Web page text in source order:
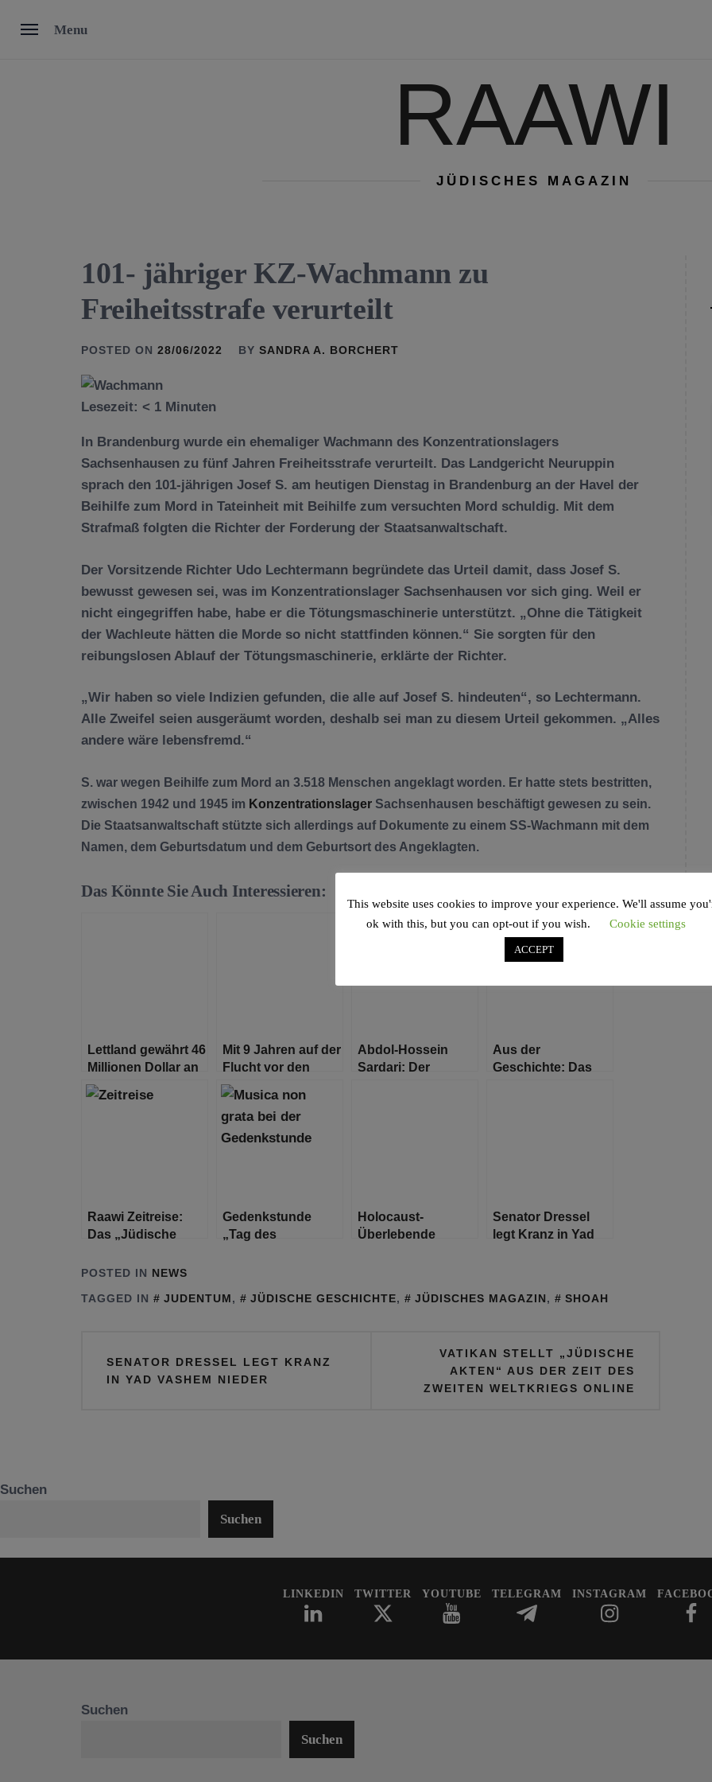
Menu
RAAWI
JÜDISCHES MAGAZIN
101- jähriger KZ-Wachmann zu
Freiheitsstrafe verurteilt
POSTED ON 28/06/2022 BY SANDRA A. BORCHERT
Lesezeit: < 1 Minuten
In Brandenburg wurde ein ehemaliger Wachmann des Konzentrationslagers
Sachsenhausen zu fünf Jahren Freiheitsstrafe verurteilt. Das Landgericht Neuruppin
sprach den 101-jährigen Josef S. am heutigen Dienstag in Brandenburg an der Havel der
Beihilfe zum Mord in Tateinheit mit Beihilfe zum versuchten Mord schuldig. Mit dem
Strafmaß folgten die Richter der Forderung der Staatsanwaltschaft.
Der Vorsitzende Richter Udo Lechtermann begründete das Urteil damit, dass Josef S.
bewusst gewesen sei, was im Konzentrationslager Sachsenhausen vor sich ging. Weil er
nicht eingegriffen habe, habe er die Tötungsmaschinerie unterstützt. „Ohne die Tätigkeit
der Wachleute hätten die Morde so nicht stattfinden können.“ Sie sorgten für den
reibungslosen Ablauf der Tötungsmaschinerie, erklärte der Richter.
„Wir haben so viele Indizien gefunden, die alle auf Josef S. hindeuten“, so Lechtermann.
Alle Zweifel seien ausgeräumt worden, deshalb sei man zu diesem Urteil gekommen. „Alles
andere wäre lebensfremd.“
S. war wegen Beihilfe zum Mord an 3.518 Menschen angeklagt worden. Er hatte stets bestritten,
zwischen 1942 und 1945 im Konzentrationslager Sachsenhausen beschäftigt gewesen zu sein.
Die Staatsanwaltschaft stützte sich allerdings auf Dokumente zu einem SS-Wachmann mit dem
Namen, dem Geburtsdatum und dem Geburtsort des Angeklagten.
Das Könnte Sie Auch Interessieren:
Lettland gewährt 46
Millionen Dollar an
Holocaust-
Restitution,
Mit 9 Jahren auf der
Flucht vor den
Nazis getrennt –
Erste Umarmung
nach 82 Jahren
Abdol-Hossein
Sardari: Der
Aus der
Geschichte: Das
Raawi Zeitreise:
Das „Jüdische
von Shanghai
Gedenkstunde
„Tag des
mit Beteiligung des
Kulturprojekts
Musica non grata
Holocaust-
Überlebende
konnte
Senator Dressel
legt Kranz in Yad
POSTED IN NEWS
TAGGED IN
JUDENTUM, JÜDISCHE GESCHICHTE, JÜDISCHES MAGAZIN, SHOAH
SENATOR DRESSEL LEGT KRANZ
IN YAD VASHEM NIEDER
VATIKAN STELLT „JÜDISCHE
AKTEN“ AUS DER ZEIT DES
ZWEITEN WELTKRIEGS ONLINE
Suchen
Suchen
LINKEDIN TWITTER YOUTUBE TELEGRAM INSTAGRAM
Suchen
Suchen
This website uses cookies to improve your experience. We'll assume
ok with this, but you can opt-out if you wish.
Cookie settings
ACCEPT